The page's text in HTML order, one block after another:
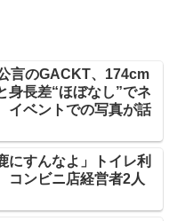
言のGACKT、174cm
身長差“ほぼなし”でネ
ベントでの写真が話
にすんなよ」トイレ利
ンビニ店経営者2人